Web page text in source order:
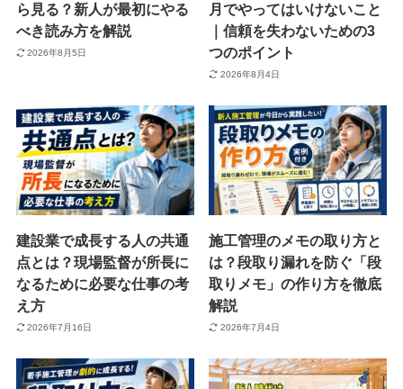
ら見る？新人が最初にやる
べき読み方を解説
2026年8月5日
月でやってはいけないこと
｜信頼を失わないための3
つのポイント
2026年8月4日
建設業で成長する人の共通
点とは？現場監督が所長に
なるために必要な仕事の考
え方
2026年7月16日
施工管理のメモの取り方と
は？段取り漏れを防ぐ「段
取りメモ」の作り方を徹底
解説
2026年7月4日